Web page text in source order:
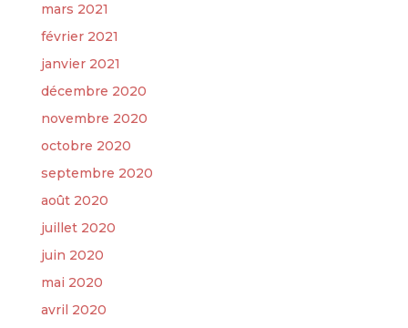
mars 2021
février 2021
janvier 2021
décembre 2020
novembre 2020
octobre 2020
septembre 2020
août 2020
juillet 2020
juin 2020
mai 2020
avril 2020